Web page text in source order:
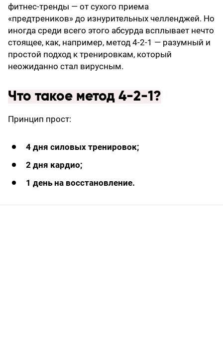
фитнес-тренды — от сухого приема
«предтреников» до изнурительных челленджей. Но
иногда среди всего этого абсурда всплывает нечто
стоящее, как, например, метод 4-2-1 — разумный и
простой подход к тренировкам, который
неожиданно стал вирусным.
Что такое метод 4-2-1?
Принцип прост:
4 дня силовых тренировок;
2 дня кардио;
1 день на восстановление.